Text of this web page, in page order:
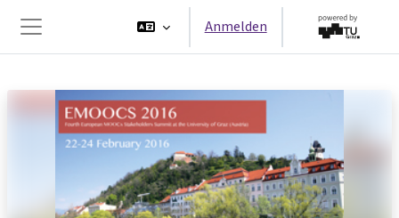
Website-Übersicht
Anmelden